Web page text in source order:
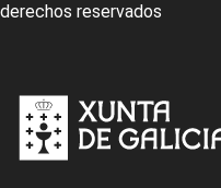
derechos reservados